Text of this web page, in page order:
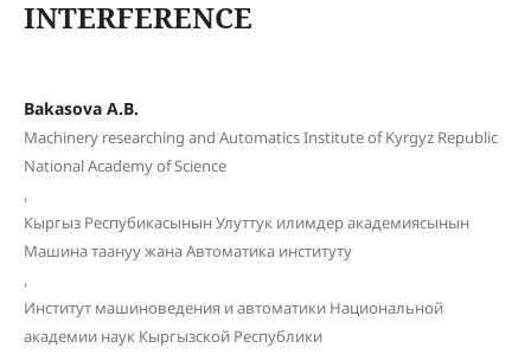
INTERFERENCE
Bakasova A.B.
Machinery researching and Automatics Institute of Kyrgyz Republic
National Academy of Science
,
Кыргыз Респубикасынын Улуттук илимдер академиясынын
Машина таануу жана Автоматика институту
,
Институт машиноведения и автоматики Национальной
академии наук Кыргызской Республики